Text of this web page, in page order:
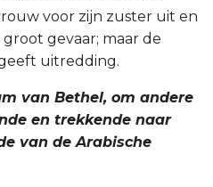
voor zijn zuster uit en
gevaar; maar de
uitredding.
van Bethel, om andere
en trekkende naar
van de Arabische